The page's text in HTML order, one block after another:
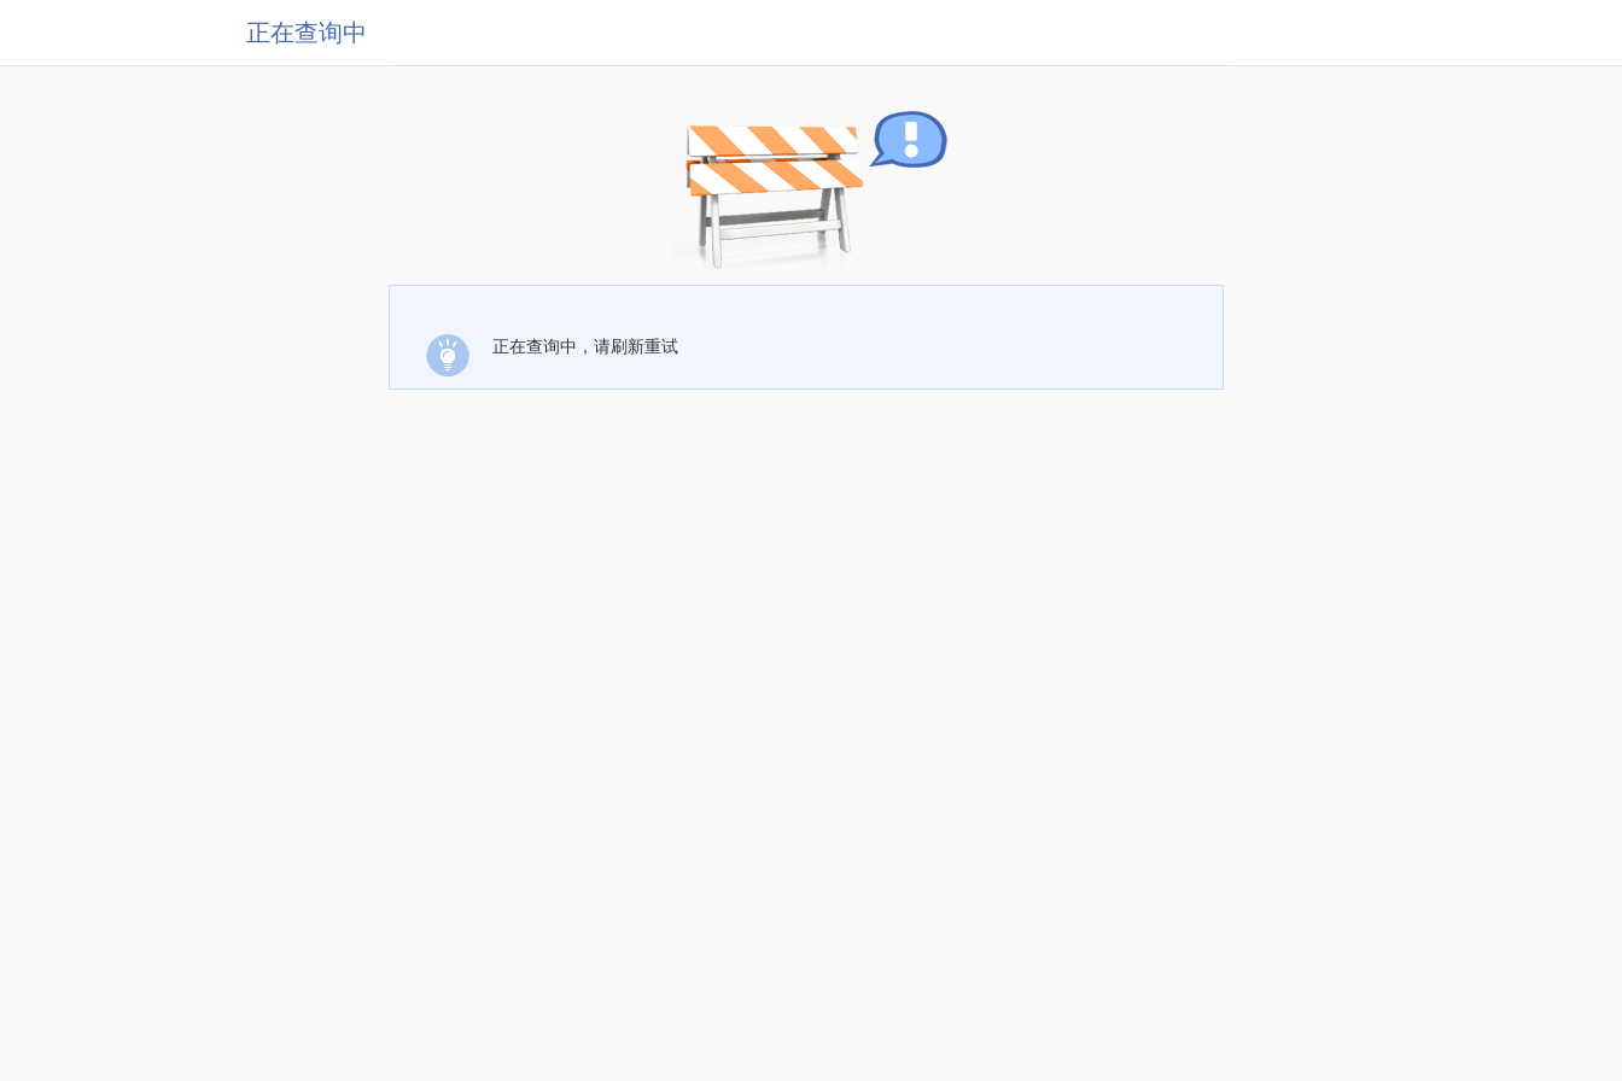
正在查询中
正在查询中，请刷新重试